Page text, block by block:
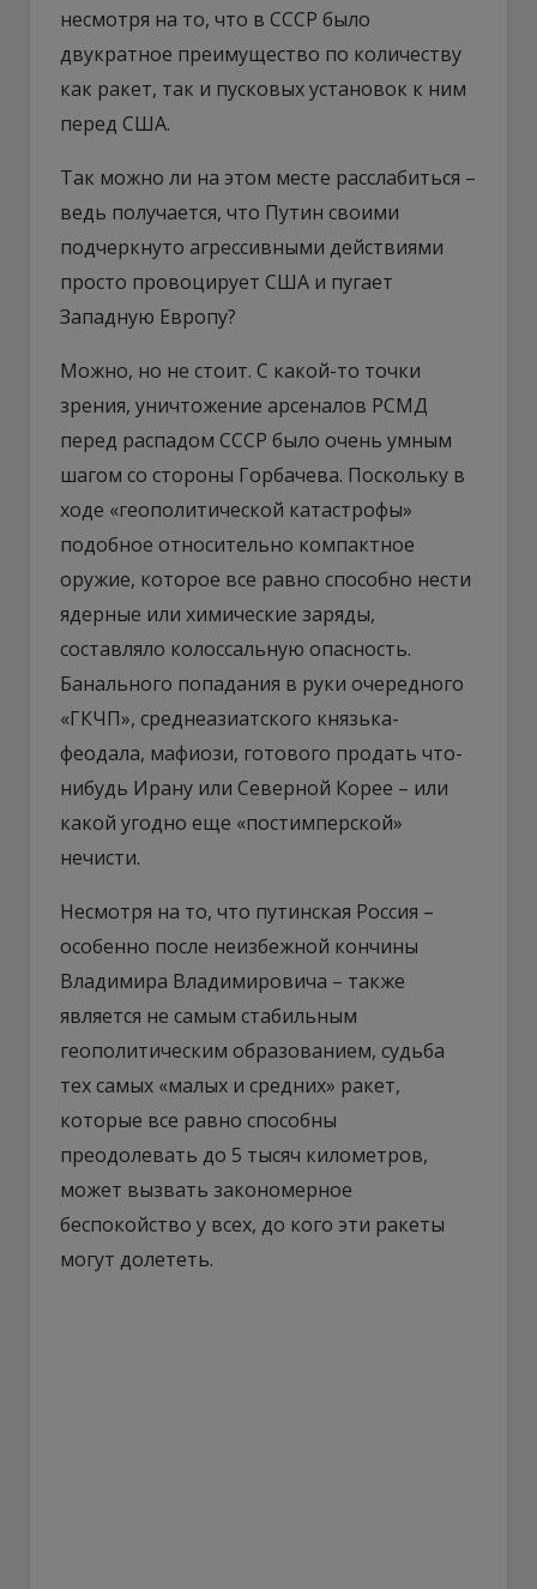
несмотря на то, что в СССР было
двукратное преимущество по количеству
как ракет, так и пусковых установок к ним
перед США.
Так можно ли на этом месте расслабиться –
ведь получается, что Путин своими
подчеркнуто агрессивными действиями
просто провоцирует США и пугает
Западную Европу?
Можно, но не стоит. С какой-то точки
зрения, уничтожение арсеналов РСМД
перед распадом СССР было очень умным
шагом со стороны Горбачева. Поскольку в
ходе «геополитической катастрофы»
подобное относительно компактное
оружие, которое все равно способно нести
ядерные или химические заряды,
составляло колоссальную опасность.
Банального попадания в руки очередного
«ГКЧП», среднеазиатского князька-
феодала, мафиози, готового продать что-
нибудь Ирану или Северной Корее – или
какой угодно еще «постимперской»
нечисти.
Несмотря на то, что путинская Россия –
особенно после неизбежной кончины
Владимира Владимировича – также
является не самым стабильным
геополитическим образованием, судьба
тех самых «малых и средних» ракет,
которые все равно способны
преодолевать до 5 тысяч километров,
может вызвать закономерное
беспокойство у всех, до кого эти ракеты
могут долететь.